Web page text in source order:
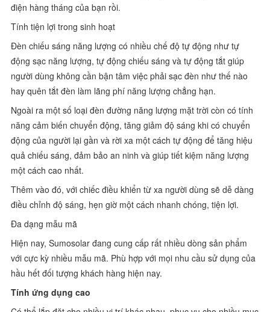
điện hàng tháng của bạn rồi.
Tính tiện lợi trong sinh hoạt
Đèn chiếu sáng năng lượng có nhiều chế độ tự động như tự
động sạc năng lượng, tự động chiếu sáng và tự động tắt giúp
người dùng không cần bận tâm việc phải sạc đèn như thế nào
hay quên tắt đèn làm lãng phí năng lượng chẳng hạn.
Ngoài ra một số loại đèn đường năng lượng mặt trời còn có tính
năng cảm biến chuyển động, tăng giảm độ sáng khi có chuyển
động của người lại gần và rời xa một cách tự động để tăng hiệu
quả chiếu sáng, đảm bảo an ninh và giúp tiết kiệm năng lượng
một cách cao nhất.
Thêm vào đó, với chiếc điều khiển từ xa người dùng sẽ dễ dàng
điều chỉnh độ sáng, hẹn giờ một cách nhanh chóng, tiện lợi.
Đa dạng mẫu mã
Hiện nay, Sumosolar đang cung cấp rất nhiều dòng sản phẩm
với cực kỳ nhiều mẫu mã. Phù hợp với mọi nhu cầu sử dụng của
hầu hết đối tượng khách hàng hiện nay.
Tính ứng dụng cao